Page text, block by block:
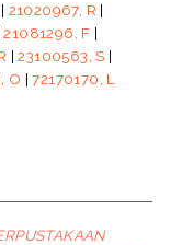
| 21020967, R |
21081296, F |
|23100563, S |
O |72170170, L